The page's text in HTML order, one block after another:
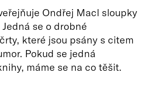
Ondřej Macl sloupky
Jedná se o drobné
které jsou psány s citem
Pokud se jedná
máme se na co těšit.